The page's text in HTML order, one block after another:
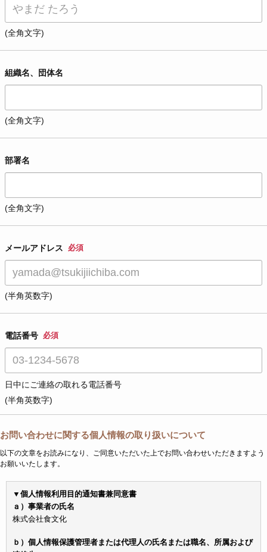
(全角文字)
組織名、団体名
(全角文字)
部署名
(全角文字)
メールアドレス 必須
(半角英数字)
電話番号 必須
日中にご連絡の取れる電話番号
(半角英数字)
お問い合わせに関する個人情報の取り扱いについて
以下の文章をお読みになり、ご同意いただいた上でお問い合わせいただきますよう
お願いいたします。
▼個人情報利用目的通知書兼同意書
ａ）事業者の氏名
株式会社食文化
ｂ）個人情報保護管理者または代理人の氏名または職名、所属および